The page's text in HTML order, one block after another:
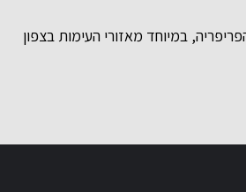
במיוחד מאזורי העימות בצפון